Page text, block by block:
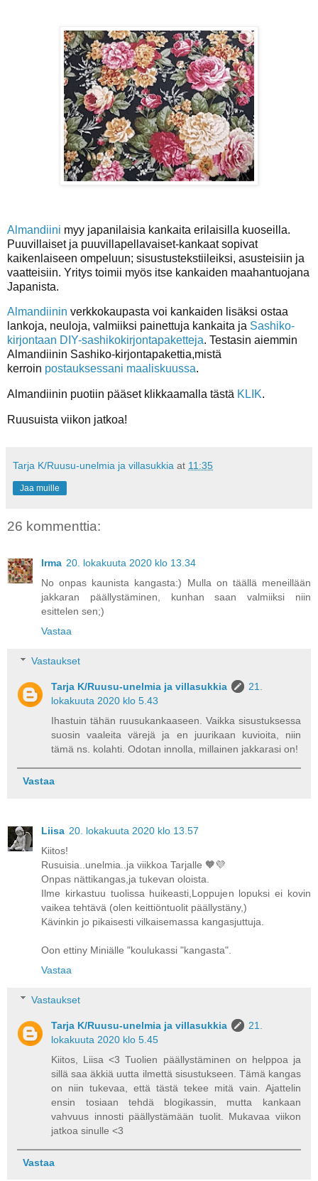
Almandiini myy japanilaisia kankaita erilaisilla kuoseilla.
Puuvillaiset ja puuvillapellavaiset-kankaat sopivat
kaikenlaiseen ompeluun; sisustustekstiileiksi, asusteisiin ja
vaatteisiin. Yritys toimii myös itse kankaiden maahantuojana
Japanista.
Almandiinin verkkokaupasta voi kankaiden lisäksi ostaa
lankoja, neuloja, valmiiksi painettuja kankaita ja Sashiko-
kirjontaan DIY-sashikokirjontapaketteja. Testasin aiemmin
Almandiinin Sashiko-kirjontapakettia,mistä
kerroin postauksessani maaliskuussa.
Almandiinin puotiin pääset klikkaamalla tästä KLIK.
Ruusuista viikon jatkoa!
Tarja K/Ruusu-unelmia ja villasukkia at 11:35
Jaa muille
26 kommenttia:
Irma 20. lokakuuta 2020 klo 13.34
No onpas kaunista kangasta:) Mulla on täällä meneillään
jakkaran päällystäminen, kunhan saan valmiiksi niin
esittelen sen;)
Vastaa
Vastaukset
Tarja K/Ruusu-unelmia ja villasukkia
21.
lokakuuta 2020 klo 5.43
Ihastuin tähän ruusukankaaseen. Vaikka sisustuksessa
suosin vaaleita värejä ja en juurikaan kuvioita, niin
tämä ns. kolahti. Odotan innolla, millainen jakkarasi on!
Vastaa
Liisa 20. lokakuuta 2020 klo 13.57
Kiitos!
Rusuisia..unelmia..ja viikkoa Tarjalle 🧡💜
Onpas nättikangas,ja tukevan oloista.
Ilme kirkastuu tuolissa huikeasti,Loppujen lopuksi ei kovin
vaikea tehtävä (olen keittiöntuolit päällystäny,)
Kävinkin jo pikaisesti vilkaisemassa kangasjuttuja.
Oon ettiny Miniälle "koulukassi "kangasta".
Vastaa
Vastaukset
Tarja K/Ruusu-unelmia ja villasukkia
21.
lokakuuta 2020 klo 5.45
Kiitos, Liisa <3 Tuolien päällystäminen on helppoa ja
sillä saa äkkiä uutta ilmettä sisustukseen. Tämä kangas
on niin tukevaa, että tästä tekee mitä vain. Ajattelin
ensin tosiaan tehdä blogikassin, mutta kankaan
vahvuus innosti päällystämään tuolit. Mukavaa viikon
jatkoa sinulle <3
Vastaa